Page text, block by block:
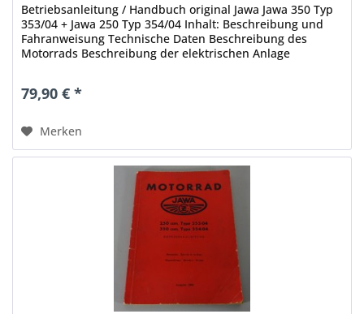
Betriebsanleitung / Handbuch original Jawa Jawa 350 Typ
353/04 + Jawa 250 Typ 354/04 Inhalt: Beschreibung und
Fahranweisung Technische Daten Beschreibung des
Motorrads Beschreibung der elektrischen Anlage
79,90 € *
Merken